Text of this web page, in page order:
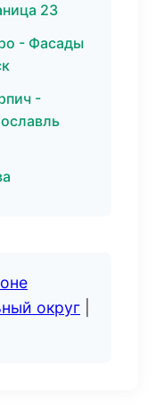
23
- Фасады
-
округ